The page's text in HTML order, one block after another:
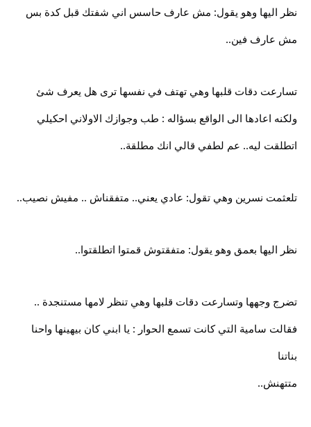
نظر اليها وهو يقول: مش عارف حاسس اني شفتك قبل كدة بس
مش عارف فين..
تسارعت دقات قلبها وهي تهتف في نفسها ترى هل يعرف شئ
ولكنه اعادها الى الواقع بسؤاله : طب وجوازك الاولاني احكيلي
اتطلقت ليه.. عم لطفي قالي انك مطلقة..
تلعثمت نسرين وهي تقول: عادي يعني.. متفقناش .. مفيش نصيب..
نظر اليها بعمق وهو يقول: متفقتوش قمتوا اتطلقتوا..
تضرج وجهها وتسارعت دقات قلبها وهي تنظر لامها مستنجدة ..
فقالت سامية التي كانت تسمع الحوار : يا ابني كان بيهينها واحنا
بناتنا
متتهنش..